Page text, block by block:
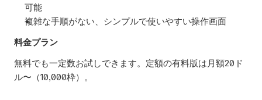
可能
複雑な手順がない、シンプルで使いやすい操作画面
料金プラン
無料でも一定数お試しできます。定額の有料版は月額20ド
ル〜（10,000枠）。